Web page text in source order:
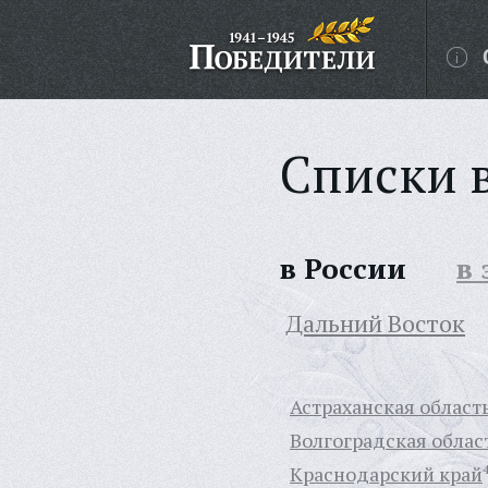
Списки
в России в
Дальний Восток
Астраханская
Волгоградская
Краснодарский край